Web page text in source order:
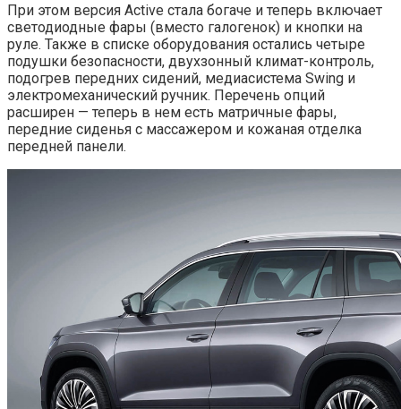
При этом версия Active стала богаче и теперь включает
светодиодные фары (вместо галогенок) и кнопки на
руле. Также в списке оборудования остались четыре
подушки безопасности, двухзонный климат-контроль,
подогрев передних сидений, медиасистема Swing и
электромеханический ручник. Перечень опций
расширен — теперь в нем есть матричные фары,
передние сиденья с массажером и кожаная отделка
передней панели.